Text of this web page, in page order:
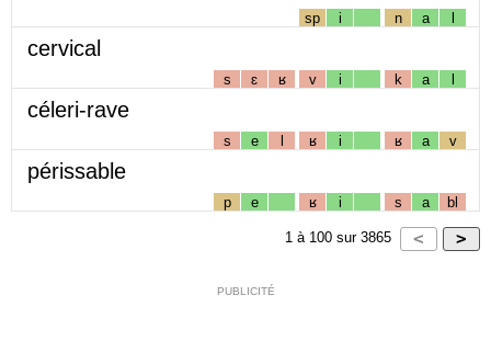
sp i n a l
cervical
s ɛ ʁ v i k a l
céleri-rave
s e l ʁ i ʁ a v
périssable
p e ʁ i s a bl
1 à 100 sur 3865
PUBLICITÉ